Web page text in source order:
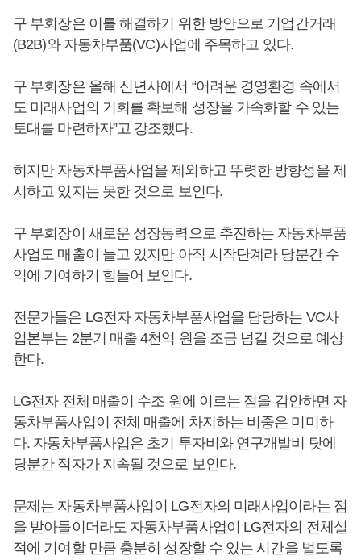
구 부회장은 이를 해결하기 위한 방안으로 기업간거래
(B2B)와 자동차부품(VC)사업에 주목하고 있다.
구 부회장은 올해 신년사에서 “어려운 경영환경 속에서
도 미래사업의 기회를 확보해 성장을 가속화할 수 있는
토대를 마련하자”고 강조했다.
히지만 자동차부품사업을 제외하고 뚜렷한 방향성을 제
시하고 있지는 못한 것으로 보인다.
구 부회장이 새로운 성장동력으로 추진하는 자동차부품
사업도 매출이 늘고 있지만 아직 시작단계라 당분간 수
익에 기여하기 힘들어 보인다.
전문가들은 LG전자 자동차부품사업을 담당하는 VC사
업본부는 2분기 매출 4천억 원을 조금 넘길 것으로 예상
한다.
LG전자 전체 매출이 수조 원에 이르는 점을 감안하면 자
동차부품사업이 전체 매출에 차지하는 비중은 미미하
다. 자동차부품사업은 초기 투자비와 연구개발비 탓에
당분간 적자가 지속될 것으로 보인다.
문제는 자동차부품사업이 LG전자의 미래사업이라는 점
을 받아들이더라도 자동차부품사업이 LG전자의 전체실
적에 기여할 만큼 충분히 성장할 수 있는 시간을 벌도록